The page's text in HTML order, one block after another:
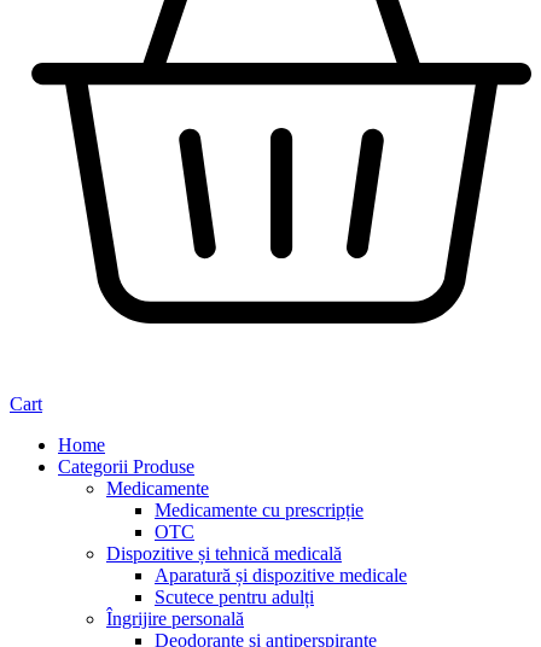
Cart
Home
Categorii Produse
Medicamente
Medicamente cu prescripție
OTC
Dispozitive și tehnică medicală
Aparatură și dispozitive medicale
Scutece pentru adulți
Îngrijire personală
Deodorante și antiperspirante